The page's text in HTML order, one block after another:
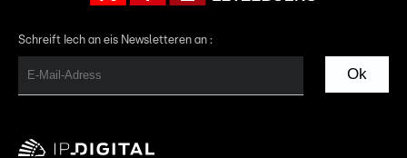
Schreift Iech an eis Newsletteren an :
Ok